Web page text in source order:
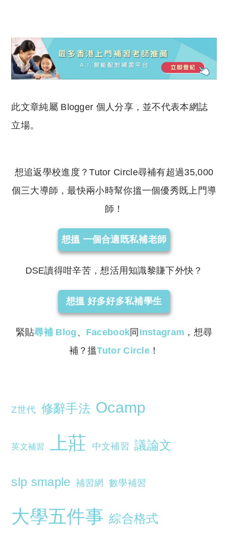
此文章純屬 Blogger 個人分享，並不代表本網誌
立場。
想追返學校進度？Tutor Circle尋補有超過35,000
個三大導師，最快兩小時幫你搵一個優秀既上門導
師！
想搵 一個合適既私補老師
DSE讀得咁辛苦，想活用知識黎賺下外快？
想搵 好多好多私補學生
緊貼尋補 Blog 、 Facebook 同 Instagram ，想尋
補？搵Tutor Circle ！
Z世代 修辭手法 Ocamp
英文補習 上莊 中文補習 議論文
slp smaple 補習網 數學補習
大學五件事 綜合格式